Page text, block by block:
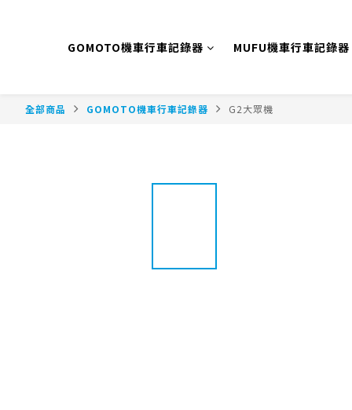
GOMOTO機車行車記錄器 MUFU機車行車記錄器
全部商品 GOMOTO機車行車記錄器 G2大眾機